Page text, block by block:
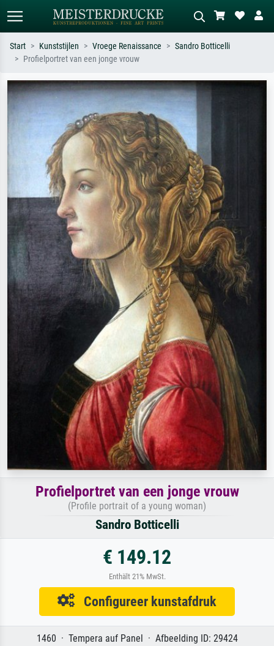
Zoek op kunstenaar, titel of stijl – bijv.
Monet, Sterrennacht, impressionisme,
Hokusai-golf, naakt.
Beschrijf de scène – bijv. groene
weide, abstract met veel rood, donker
olieverfschilderij, staand naakt naast
Start Kunststijlen Vroege Renaissance
Sandro Botticelli
Profielportret van een jonge vrouw
Profielportret van een jonge vrouw
(Profile portrait of a young woman)
Sandro Botticelli
€ 149.12
Enthält 21% MwSt.
Configureer kunstafdruk
1460 · Tempera auf Panel · Afbeelding ID: 29424